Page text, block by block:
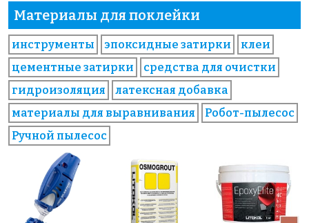
Материалы для поклейки
инструменты эпоксидные затирки
клеи
цементные затирки
средства для очистки
гидроизоляция
латексная добавка
материалы для выравнивания
Робот-пылесос
Ручной пылесос